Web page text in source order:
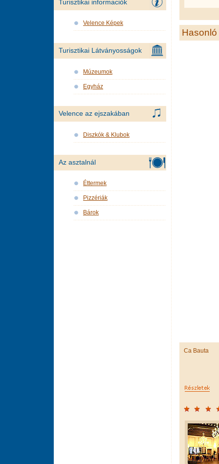
Ca Bauta
Turisztikai informaciók
Velence Képek
Turisztikai Látványosságok
Múzeumok
Egyház
Velence az ejszakában
Diszkók & Klubok
Az asztalnál
Éttermek
Pizzériák
Bárok